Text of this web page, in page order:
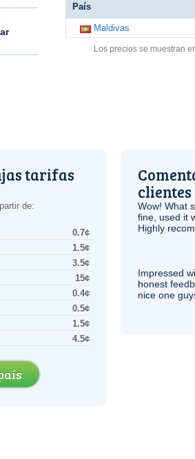
País
Maldivas
Los precios se muestran
tarifas
de:
0.7¢
1.5¢
3.5¢
15¢
0.4¢
0.5¢
1.5¢
4.5¢
clientes
Wow! What
fine, used it
Highly
Impressed
honest
nice one